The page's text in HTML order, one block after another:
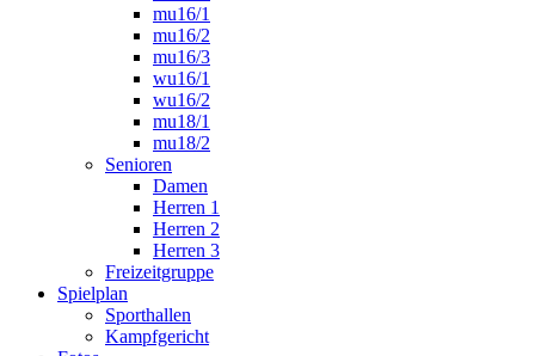
mu16/1
mu16/2
mu16/3
wu16/1
wu16/2
mu18/1
mu18/2
Senioren
Damen
Herren 1
Herren 2
Herren 3
Freizeitgruppe
Spielplan
Sporthallen
Kampfgericht